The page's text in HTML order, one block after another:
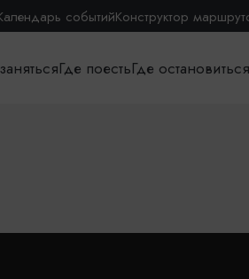
событийКонструктор
Где поестьГде остановиться